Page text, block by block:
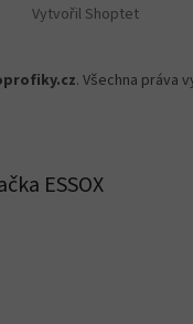
Vytvořil Shoptet
. Všechna práva
ESSOX